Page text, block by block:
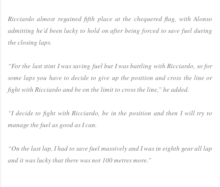
Ricciardo almost regained fifth place at the chequered flag, with Alonso
admitting he’d been lucky to hold on after being forced to save fuel during
the closing laps.
“For the last stint I was saving fuel but I was battling with Ricciardo, so for
some laps you have to decide to give up the position and cross the line or
fight with Ricciardo and be on the limit to cross the line,” he added.
“I decide to fight with Ricciardo, be in the position and then I will try to
manage the fuel as good as I can.
“On the last lap, I had to save fuel massively and I was in eighth gear all lap
and it was lucky that there was not 100 metres more.”